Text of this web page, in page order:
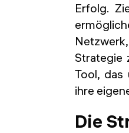
Erfolg.
Strategie
Tool,
ihre
Die